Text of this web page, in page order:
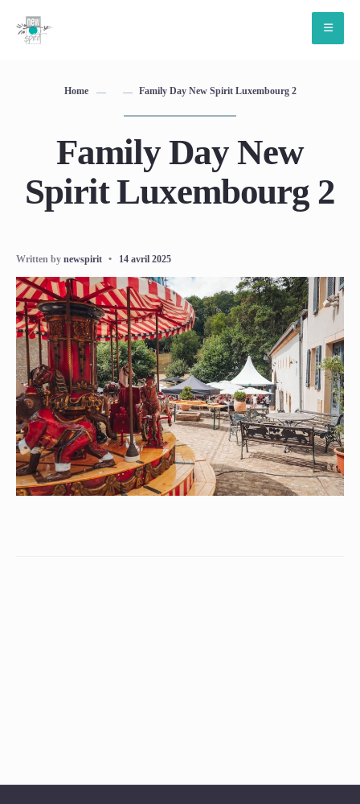
Home Family Day New Spirit Luxembourg 2
Family Day New
Spirit Luxembourg 2
Written by newspirit • 14 avril 2025